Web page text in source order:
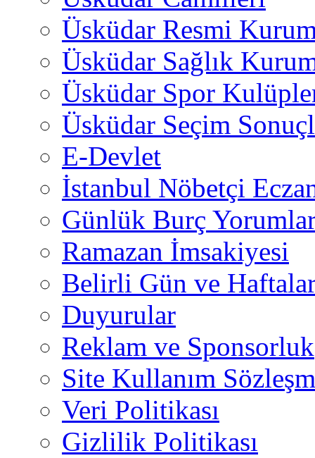
Üsküdar Resmi
Üsküdar Sağlık
Üsküdar Spor
Üsküdar Seçim
E-Devlet
İstanbul Nöbetçi
Günlük Burç
Ramazan İmsakiyesi
Belirli Gün ve
Duyurular
Reklam ve Sponsorluk
Site Kullanım
Veri Politikası
Gizlilik Politikası